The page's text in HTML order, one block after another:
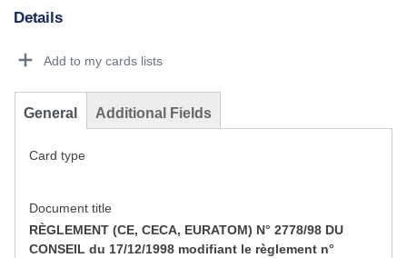
Details
Add to my cards lists
General Additional Fields
Card type
Document title
RÈGLEMENT (CE, CECA, EURATOM) N° 2778/98 DU
CONSEIL du 17/12/1998 modifiant le règlement n°